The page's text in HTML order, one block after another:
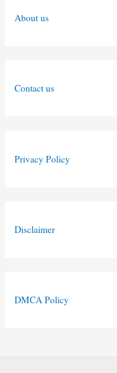
About us
Contact us
Privacy Policy
Disclaimer
DMCA Policy